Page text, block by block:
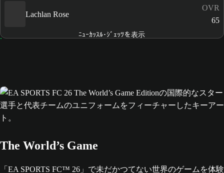
Lachlan Rose
OVR
65
ﾆｭｰｶｯｽﾙ･ｼﾞｪｯﾂを表示
The World’s Game
「EA SPORTS FC™ 26」で未だかつてない世界のゲームを体験